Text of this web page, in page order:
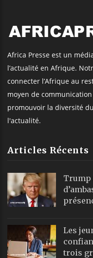
Africa Presse est un
l’actualité en Afrique.
connecter l’Afrique au
moyen de
promouvoir la diversité
l'actualité.
Articles Récents
Trump
Les
trois